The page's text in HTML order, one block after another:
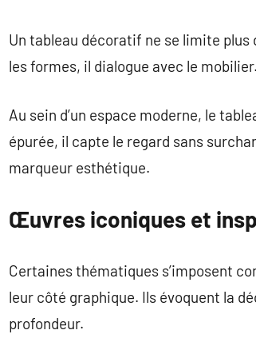
Un tableau décoratif ne se limite plus
les formes, il dialogue avec le
Au sein d’un espace moderne, le
épurée, il capte le regard sans
marqueur esthétique.
Œuvres iconiques et
Certaines thématiques s’imposent
leur côté graphique. Ils évoquent la
profondeur.